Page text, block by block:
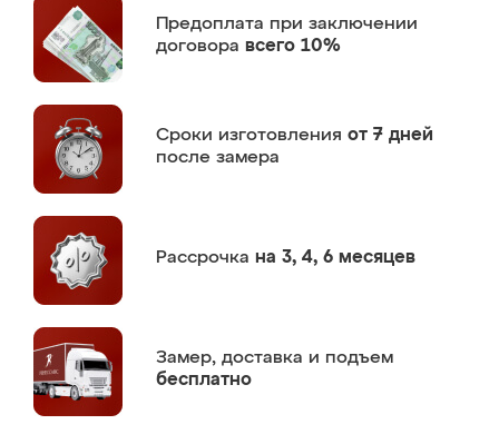
Предоплата при заключении
договора всего 10%
Сроки изготовления от 7 дней
после замера
Рассрочка на 3, 4, 6 месяцев
Замер, доставка и подъем
бесплатно